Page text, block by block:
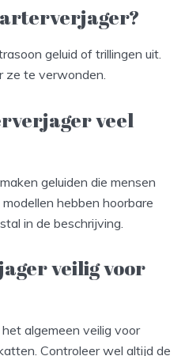
geluid of trillingen uit.
ze te verwonden.
veel
geluiden die mensen
hebben hoorbare
in de beschrijving.
veilig voor
algemeen veilig voor
Controleer wel altijd de